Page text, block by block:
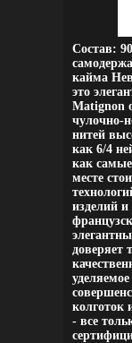
Состав:
кайма
это
Matignon
чулочно-
нитей
как 6/4
как
месте
изделий
доверяет
колготок
- все